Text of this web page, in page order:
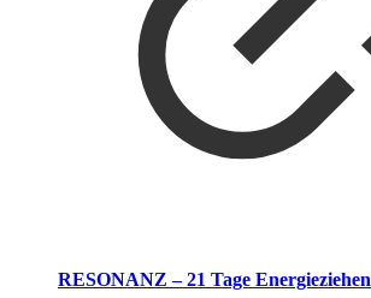
RESONANZ – 21 Tage Energieziehen